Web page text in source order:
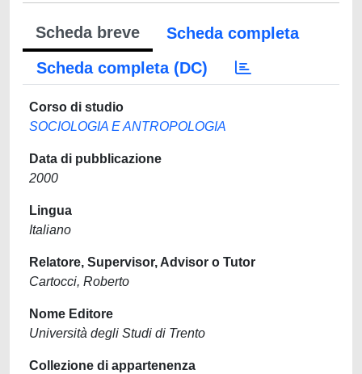
Scheda breve
Scheda completa
Scheda completa (DC)
Corso di studio
SOCIOLOGIA E ANTROPOLOGIA
Data di pubblicazione
2000
Lingua
Italiano
Relatore, Supervisor, Advisor o Tutor
Cartocci, Roberto
Nome Editore
Università degli Studi di Trento
Collezione di appartenenza